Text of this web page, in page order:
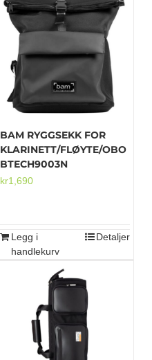
BAM RYGGSEKK FOR
KLARINETT/FLØYTE/OBO
BTECH9003N
kr1,690
Legg i
handlekurv
Detaljer